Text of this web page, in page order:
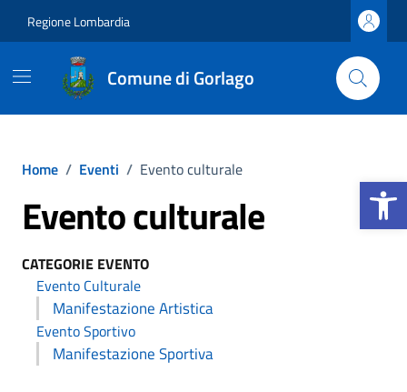
Apri la
Regione Lombardia
Comune di Gorlago
Home / Eventi / Evento culturale
Evento culturale
CATEGORIE EVENTO
Evento Culturale
Manifestazione Artistica
Evento Sportivo
Manifestazione Sportiva